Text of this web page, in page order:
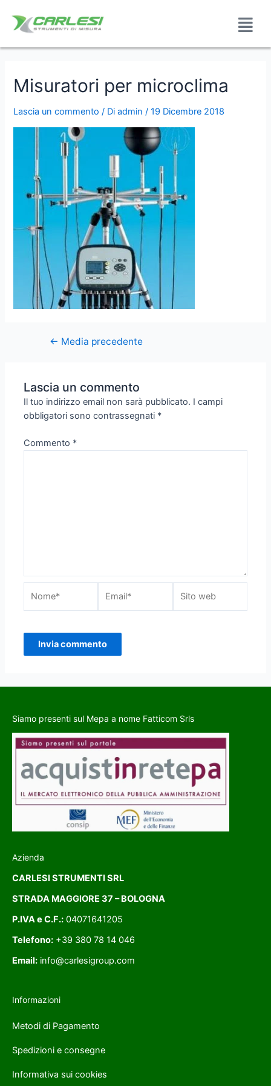
Misuratori per microclima
Lascia un commento / Diadmin /19 Dicembre 2018
← Media precedente
Lascia un commento
Il tuo indirizzo email non sarà pubblicato. I campi
obbligatori sono contrassegnati *
Commento *
Siamo presenti sul Mepa a nome Fatticom Srls
Azienda
CARLESI STRUMENTI SRL
STRADA MAGGIORE 37 – BOLOGNA
P.IVA e C.F.: 04071641205
Telefono: +39 380 78 14 046
Email: info@carlesigroup.com
Informazioni
Metodi di Pagamento
Spedizioni e consegne
Informativa sui cookies